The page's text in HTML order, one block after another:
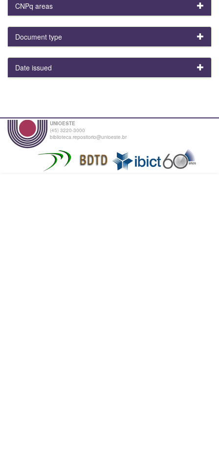
CNPq areas
Document type
Date issued
UNIOESTE
(45) 3220-3000
biblioteca.repositorio@unioeste.br